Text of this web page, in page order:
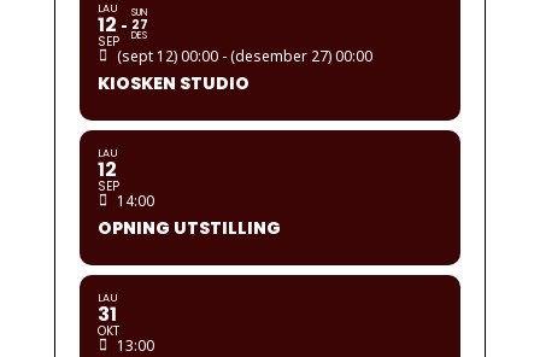
LAU
12
SEP
SUN
27
DES
(sept 12) 00:00 - (desember 27) 00:00
KIOSKEN STUDIO
LAU
12
SEP
14:00
OPNING UTSTILLING
LAU
31
OKT
13:00